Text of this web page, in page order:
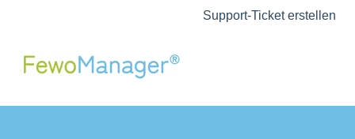
Support-Ticket erstellen